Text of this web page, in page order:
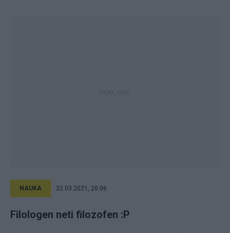
NAUKA 22.03.2021, 20:06
Filologen neti filozofen :P